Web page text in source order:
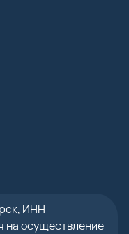
ИНН
на осуществление